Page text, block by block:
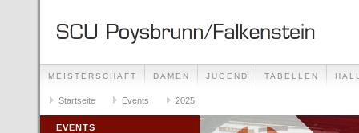
MEISTERSCHAFT DAMEN JUGEND TABELLEN
BERGGERICHTSLAUF VEREIN/INFRASTRUKTUR
Startseite Events 2025
EVENTS